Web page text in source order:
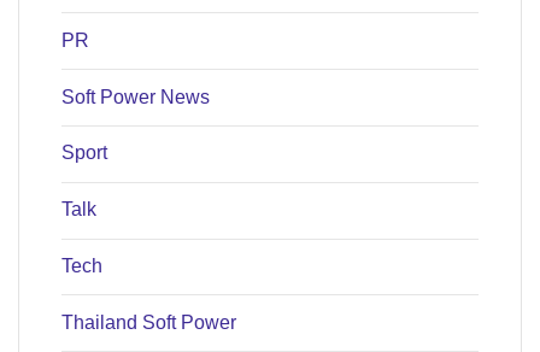
PR
Soft Power News
Sport
Talk
Tech
Thailand Soft Power